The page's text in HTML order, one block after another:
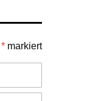
* markiert